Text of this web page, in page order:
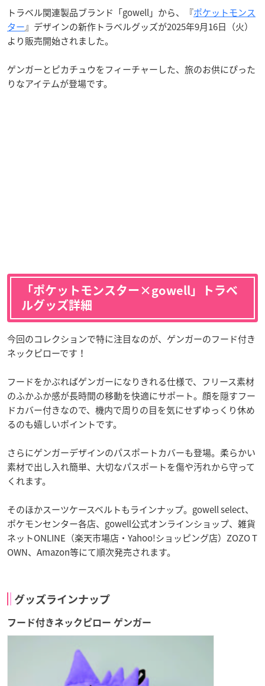
トラベル関連製品ブランド「gowell」から、『ポケットモンス
ター』デザインの新作トラベルグッズが2025年9月16日（火）
より販売開始されました。
ゲンガーとピカチュウをフィーチャーした、旅のお供にぴった
りなアイテムが登場です。
「ポケットモンスター×gowell」トラベ
ルグッズ詳細
今回のコレクションで特に注目なのが、ゲンガーのフード付き
ネックピローです！
フードをかぶればゲンガーになりきれる仕様で、フリース素材
のふかふか感が長時間の移動を快適にサポート。顔を隠すフー
ドカバー付きなので、機内で周りの目を気にせずゆっくり休め
るのも嬉しいポイントです。
さらにゲンガーデザインのパスポートカバーも登場。柔らかい
素材で出し入れ簡単、大切なパスポートを傷や汚れから守って
くれます。
そのほかスーツケースベルトもラインナップ。gowell select、
ポケモンセンター各店、gowell公式オンラインショップ、雑貨
ネットONLINE（楽天市場店・Yahoo!ショッピング店）ZOZO T
OWN、Amazon等にて順次発売されます。
グッズラインナップ
フード付きネックピロー ゲンガー